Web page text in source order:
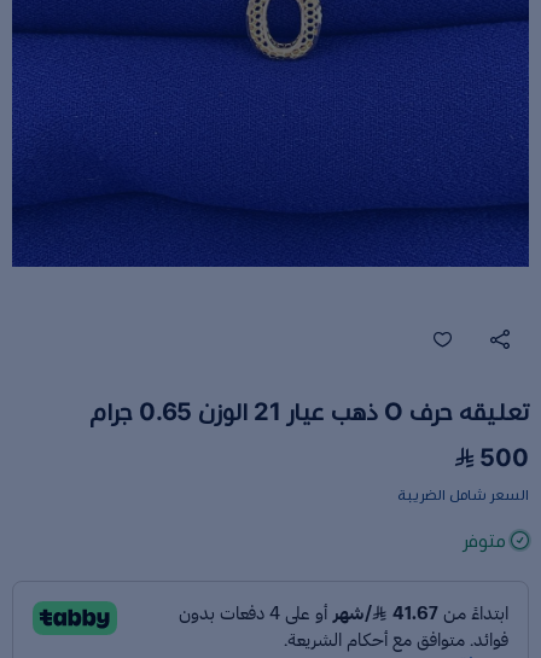
تعليقه حرف O ذهب عيار 21 الوزن 0.65 جرام
500
السعر شامل الضريبة
متوفر